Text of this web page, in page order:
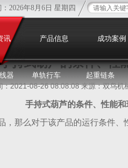
2026年8月6日 星期四
讯 产品信息 成功案例
器 单轨行车 起重链条
手持式葫芦的条件、性
：2021-08-26 08:08:08 来源：双鸟机
手持式葫芦的条件、性能和
，那么对于该产品的运行条件、